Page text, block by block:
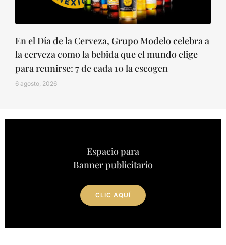
En el Día de la Cerveza, Grupo Modelo celebra a
la cerveza como la bebida que el mundo elige
para reunirse: 7 de cada 10 la escogen
6 agosto, 2026
Espacio para
Banner publicitario
CLIC AQUÍ